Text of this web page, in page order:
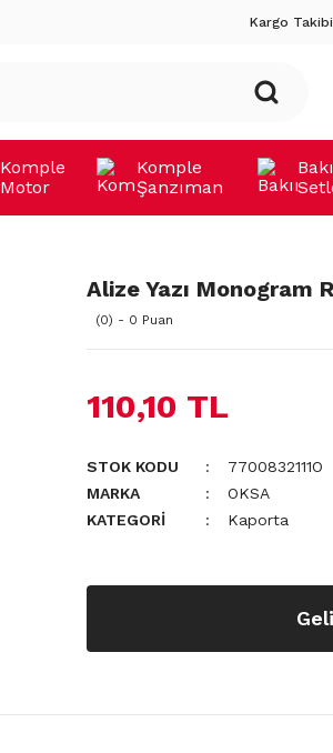
Kargo Takibi
Komple
Motor
Komple
Şanzıman
Alize Yazı Monogram
(0) - 0 Puan
110,10 TL
STOK KODU
7700832111O
MARKA
OKSA
KATEGORI
Kaporta